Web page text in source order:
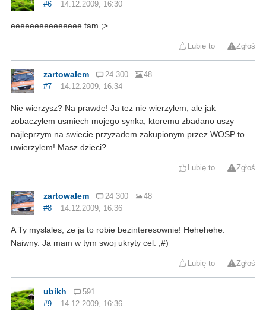
#6
14.12.2009, 16:30
eeeeeeeeeeeeeee tam ;>
Lubię to Zgłoś
zartowalem 24 300
48
#7
14.12.2009, 16:34
Nie wierzysz? Na prawde! Ja tez nie wierzylem, ale jak
zobaczylem usmiech mojego synka, ktoremu zbadano uszy
najleprzym na swiecie przyzadem zakupionym przez WOSP to
uwierzylem! Masz dzieci?
Lubię to Zgłoś
zartowalem 24 300
48
#8
14.12.2009, 16:36
A Ty myslales, ze ja to robie bezinteresownie! Hehehehe.
Naiwny. Ja mam w tym swoj ukryty cel. ;#)
Lubię to Zgłoś
ubikh
591
#9
14.12.2009, 16:36